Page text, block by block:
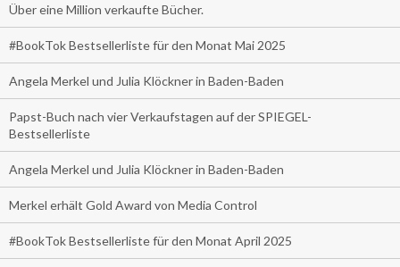
Über eine Million verkaufte Bücher.
#BookTok Bestsellerliste für den Monat Mai 2025
Angela Merkel und Julia Klöckner in Baden-Baden
Papst-Buch nach vier Verkaufstagen auf der SPIEGEL-
Bestsellerliste
Angela Merkel und Julia Klöckner in Baden-Baden
Merkel erhält Gold Award von Media Control
#BookTok Bestsellerliste für den Monat April 2025